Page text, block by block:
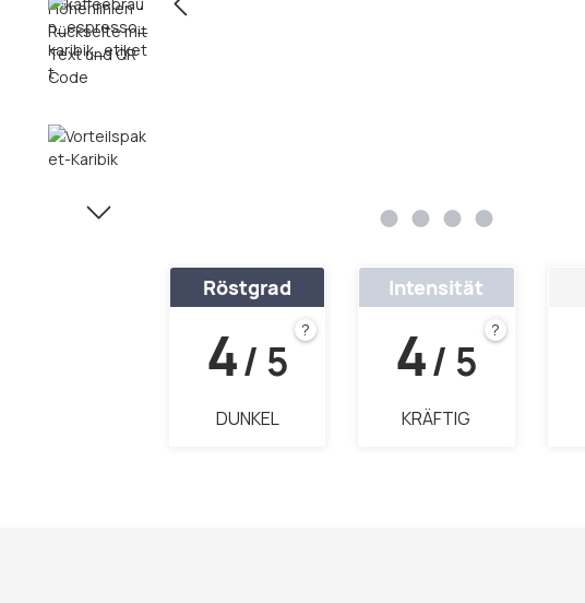
Röstgrad
?
4/ 5
DUNKEL
Intensität
?
4/ 5
KRÄFTIG